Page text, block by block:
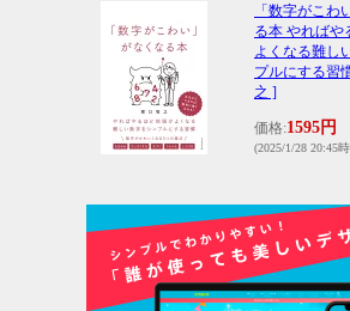
「数字がこわ
る本 やればや
よくなる難し
プルにする
之 ]
価格:1595円
(2025/1/28 20:45